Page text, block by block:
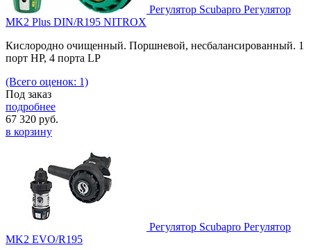
Регулятор Scubapro Регулятор
MK2 Plus DIN/R195 NITROX
Кислородно очищенный. Поршневой, несбалансированный. 1
порт HP, 4 порта LP
(Всего оценок: 1)
Под заказ
подробнее
67 320 руб.
в корзину
Регулятор Scubapro Регулятор
MK2 EVO/R195